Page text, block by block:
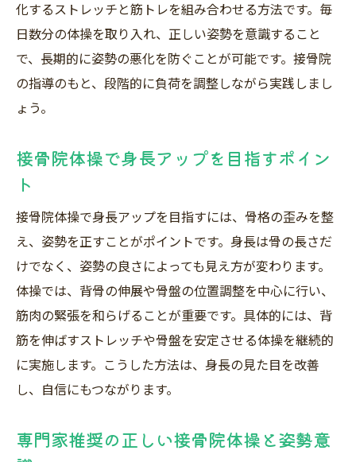
化するストレッチと筋トレを組み合わせる方法です。毎
日数分の体操を取り入れ、正しい姿勢を意識すること
で、長期的に姿勢の悪化を防ぐことが可能です。接骨院
の指導のもと、段階的に負荷を調整しながら実践しまし
ょう。
接骨院体操で身長アップを目指すポイン
ト
接骨院体操で身長アップを目指すには、骨格の歪みを整
え、姿勢を正すことがポイントです。身長は骨の長さだ
けでなく、姿勢の良さによっても見え方が変わります。
体操では、背骨の伸展や骨盤の位置調整を中心に行い、
筋肉の緊張を和らげることが重要です。具体的には、背
筋を伸ばすストレッチや骨盤を安定させる体操を継続的
に実施します。こうした方法は、身長の見た目を改善
し、自信にもつながります。
専門家推奨の正しい接骨院体操と姿勢意